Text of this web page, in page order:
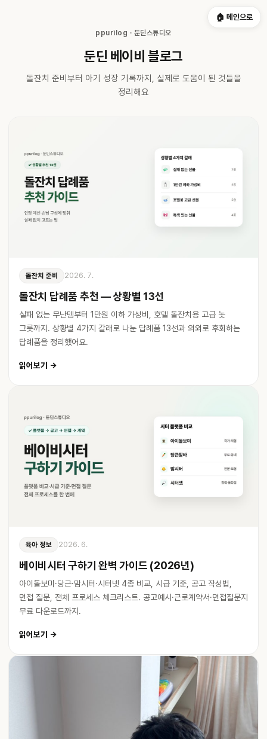
🏠 메인으로
ppurilog · 둔딘스튜디오
둔딘 베이비 블로그
돌잔치 준비부터 아기 성장 기록까지, 실제로 도움이 된 것들을
정리해요
돌잔치 준비 2026. 7.
돌잔치 답례품 추천 — 상황별 13선
실패 없는 무난템부터 1만원 이하 가성비, 호텔 돌잔치용 고급 놋
그릇까지. 상황별 4가지 갈래로 나눈 답례품 13선과 의외로 후회하는
답례품을 정리했어요.
읽어보기 →
육아 정보 2026. 6.
베이비시터 구하기 완벽 가이드 (2026년)
아이돌보미·당근·맘시터·시터넷 4종 비교, 시급 기준, 공고 작성법,
면접 질문, 전체 프로세스 체크리스트. 공고예시·근로계약서·면접질문지
무료 다운로드까지.
읽어보기 →